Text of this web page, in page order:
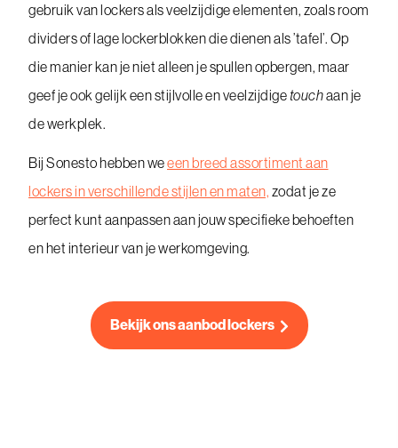
gebruik van lockers als veelzijdige elementen, zoals room
dividers of lage lockerblokken die dienen als ’tafel’. Op
die manier kan je niet alleen je spullen opbergen, maar
geef je ook gelijk een stijlvolle en veelzijdige touchaan je
de werkplek.
Bij Sonesto hebben weeen breed assortiment aan
lockers in verschillende stijlen en maten, zodat je ze
perfect kunt aanpassen aan jouw specifieke behoeften
en het interieur van je werkomgeving.
Bekijk ons aanbod lockers